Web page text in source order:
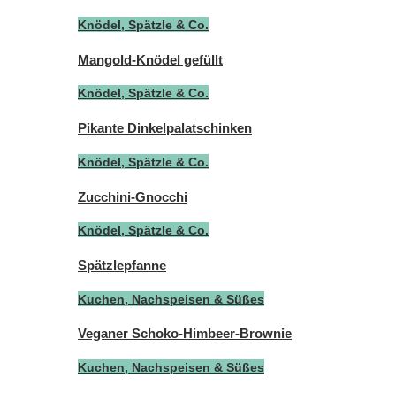
Knödel, Spätzle & Co.
Mangold-Knödel gefüllt
Knödel, Spätzle & Co.
Pikante Dinkelpalatschinken
Knödel, Spätzle & Co.
Zucchini-Gnocchi
Knödel, Spätzle & Co.
Spätzlepfanne
Kuchen, Nachspeisen & Süßes
Veganer Schoko-Himbeer-Brownie
Kuchen, Nachspeisen & Süßes